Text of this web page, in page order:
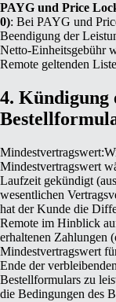
PAYG und Price
0): Bei PAYG und
Beendigung der
Netto‑Einheitsgebühr
Remote geltenden
4. Kündigung
Mindestvertragswert:
Mindestvertragswert
Laufzeit gekündigt
wesentlichen
hat der Kunde die
Remote im Hinblick
erhaltenen Zahlungen
Mindestvertragswert
Ende der
Bestellformulars zu
die Bedingungen des